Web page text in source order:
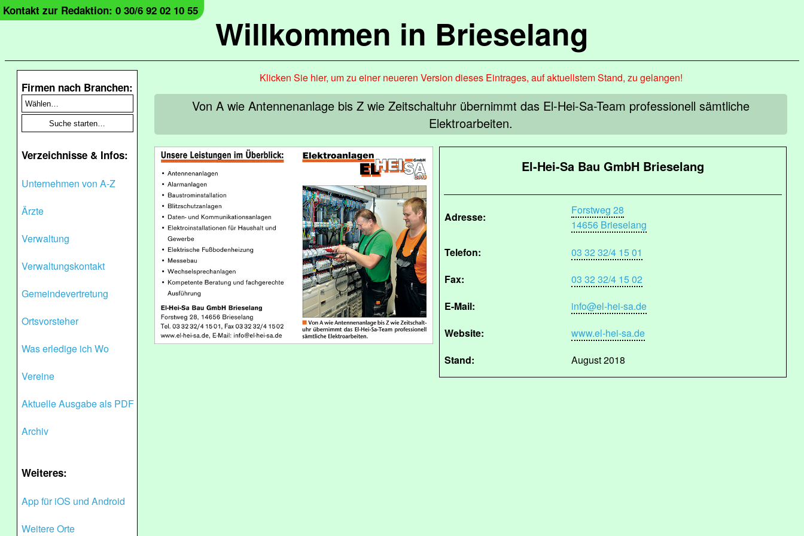
Willkommen in Brieselang
Kontakt zur Redaktion: 0 30/6 92 02 10 55
Firmen nach Branchen:
Verzeichnisse & Infos:
Unternehmen von A-Z
Ärzte
Verwaltung
Verwaltungskontakt
Gemeindevertretung
Ortsvorsteher
Was erledige ich Wo
Vereine
Aktuelle Ausgabe als PDF
Archiv
Weiteres:
App für iOS und Android
Weitere Orte
Klicken Sie hier, um zu einer neueren Version dieses Eintrages, auf aktuellstem Stand, zu gelangen!
Von A wie Antennenanlage bis Z wie Zeitschaltuhr übernimmt das El-Hei-Sa-Team professionell sämtliche
Elektroarbeiten.
El-Hei-Sa Bau GmbH Brieselang
Adresse:
Forstweg 28
14656 Brieselang
Telefon:
03 32 32/4 15 01
Fax:
03 32 32/4 15 02
E-Mail:
info@el-hei-sa.de
Website:
www.el-hei-sa.de
Stand:
August 2018